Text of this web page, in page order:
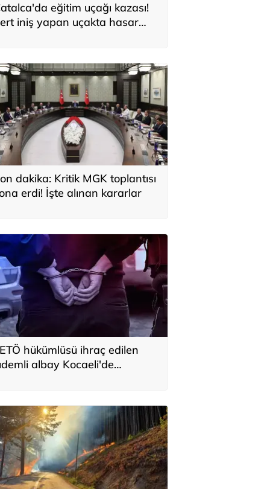
eğitim uçağı kazası!
iniş yapan uçakta hasar
dakika: Kritik MGK toplantısı
erdi! İşte alınan kararlar
hükümlüsü ihraç edilen
albay Kocaeli'de